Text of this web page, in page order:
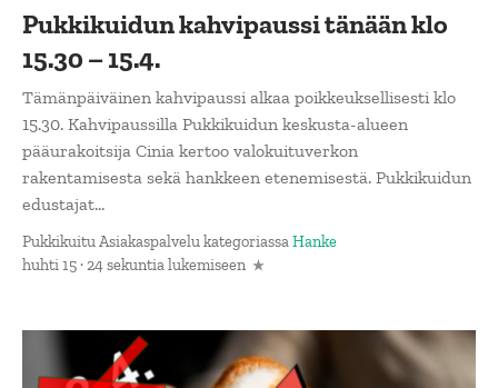
Pukkikuidun kahvipaussi tänään klo
15.30 – 15.4.
Tämänpäiväinen kahvipaussi alkaa poikkeuksellisesti klo
15.30. Kahvipaussilla Pukkikuidun keskusta-alueen
pääurakoitsija Cinia kertoo valokuituverkon
rakentamisesta sekä hankkeen etenemisestä. Pukkikuidun
edustajat...
Pukkikuitu AsiakaspalvelukategoriassaHanke
huhti 15 · 24 sekuntia lukemiseen